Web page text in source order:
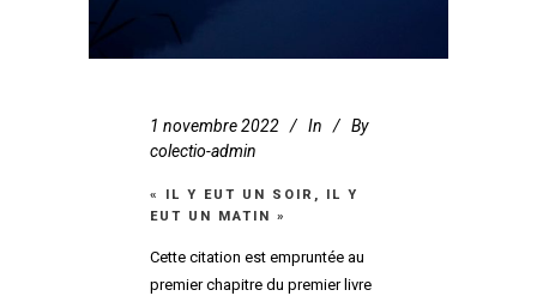
1 novembre 2022 In
By
colectio-admin
« IL Y EUT UN SOIR, IL Y
EUT UN MATIN »
Cette citation est empruntée au
premier chapitre du premier livre